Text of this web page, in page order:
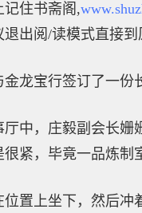
记住书斋阁,
出阅/读模式直接到
金龙宝行签订了一份
厅中，庄毅副会长姗
很紧，毕竟一品炼制
位置上坐下，然后冲